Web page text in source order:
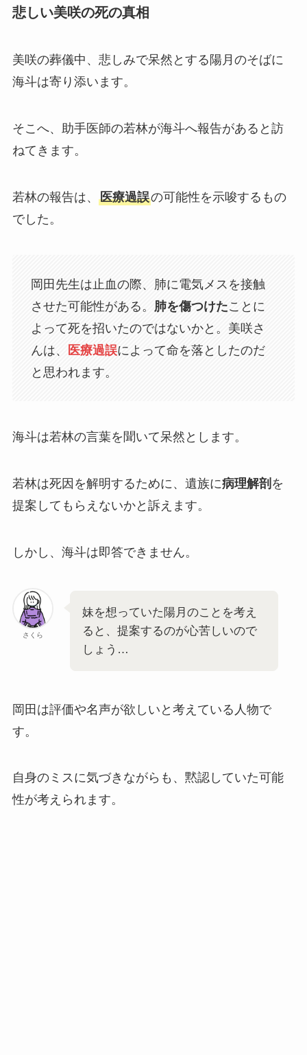
悲しい美咲の死の真相
美咲の葬儀中、悲しみで呆然とする陽月のそばに
海斗は寄り添います。
そこへ、助手医師の若林が海斗へ報告があると訪
ねてきます。
若林の報告は、 医療過誤の可能性を示唆するもの
でした。
岡田先生は止血の際、肺に電気メスを接触
させた可能性がある。 肺を傷つけたことに
よって死を招いたのではないかと。美咲さ
んは、
医療過誤によって命を落としたのだ
と思われます。
海斗は若林の言葉を聞いて呆然とします。
若林は死因を解明するために、遺族に病理解剖 を
提案してもらえないかと訴えます。
しかし、海斗は即答できません。
さくら
妹を想っていた陽月のことを考え
ると、提案するのが心苦しいので
しょう…
岡田は評価や名声が欲しいと考えている人物で
す。
自身のミスに気づきながらも、黙認していた可能
性が考えられます。